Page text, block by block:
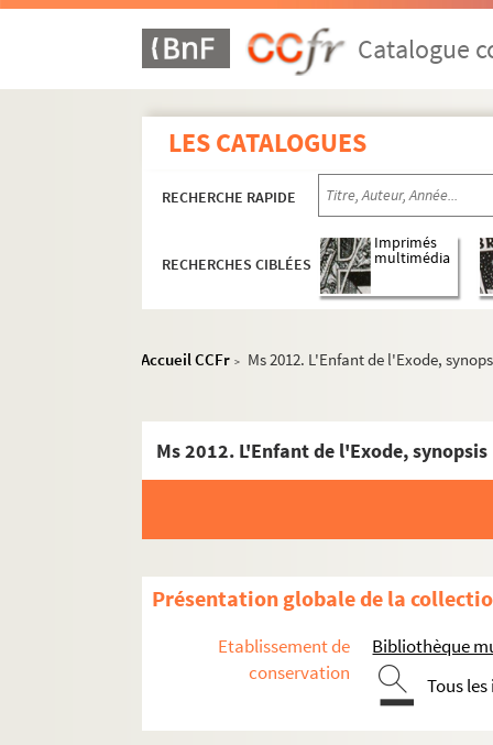
Catalogue
LES CATALOGUES
RECHERCHE RAPIDE
RECHERCHES CIBLÉES
Imprimés
multimédia
Accueil CCFr > Ms 2012. L'Enfant de l'Exode,
Ms 2012. L'Enfant de l'Exode,
Présentation globale de la
Etablissement de
conservation
Bibliothèque
Tous
Oeuvres
Récits autobiographiques